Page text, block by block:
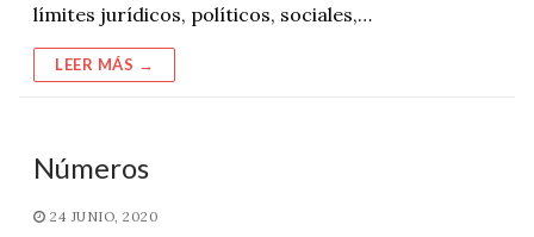
límites jurídicos, políticos, sociales,…
LEER MÁS →
Números
24 JUNIO, 2020